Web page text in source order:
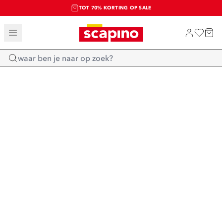
TOT 70% KORTING OP SALE
SALE: LAATSTE KANS!
SHOP NIEUW
Home